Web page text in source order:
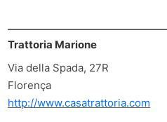
Trattoria Marione
Via della Spada, 27R
Florença
http://www.casatrattoria.com